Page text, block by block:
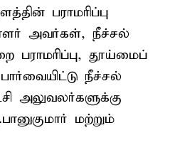
பராமரிப்பு
அவர்கள், நீச்சல்
பராமரிப்பு, தூய்மைப்
நீச்சல்
அலுவலர்களுக்கு
மற்றும்